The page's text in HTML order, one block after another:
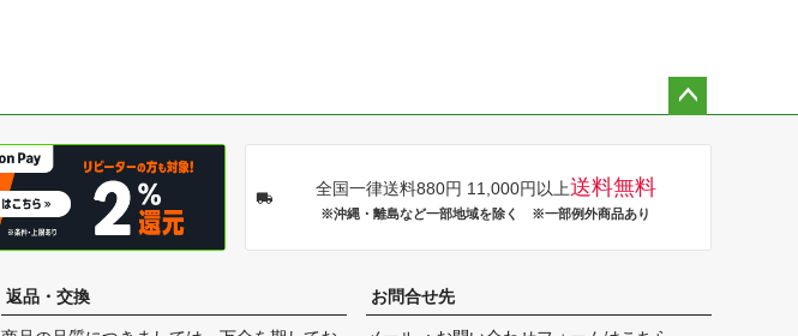
全国一律送料880円 11,000円以上送料無料
※沖縄・離島など一部地域を除く ※一部例外商品あり
返品・交換 お問合せ先